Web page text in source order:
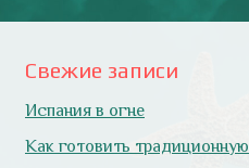
Свежие записи
Испания в огне
Как готовить традиционную